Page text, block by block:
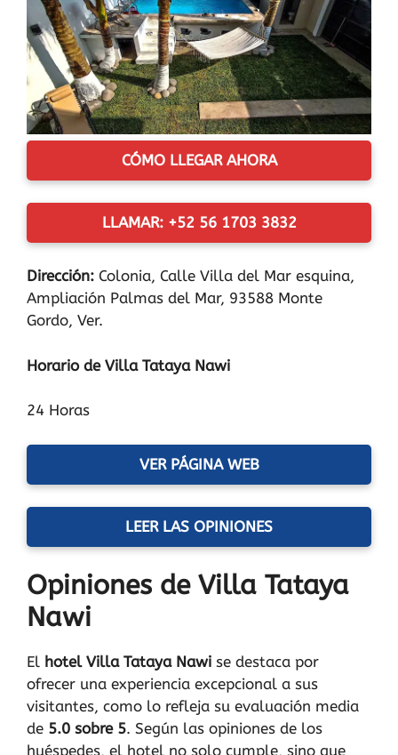
CÓMO LLEGAR AHORA
LLAMAR: +52 56 1703 3832
Dirección: Colonia, Calle Villa del Mar esquina,
Ampliación Palmas del Mar, 93588 Monte
Gordo, Ver.
Horario de Villa Tataya Nawi
24 Horas
VER PÁGINA WEB
LEER LAS OPINIONES
Opiniones de Villa Tataya
Nawi
El hotel Villa Tataya Nawi se destaca por
ofrecer una experiencia excepcional a sus
visitantes, como lo refleja su evaluación media
de 5.0 sobre 5. Según las opiniones de los
huéspedes, el hotel no solo cumple, sino que